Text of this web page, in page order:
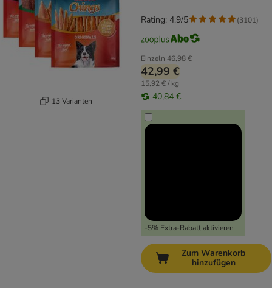
13 Varianten
Einzeln 46,98 €
42,99 €
15,92 € / kg
40,84 €
-5% Extra-Rabatt aktivieren
Rating: 4.9/5 (3101)
Zum Warenkorb
hinzufügen